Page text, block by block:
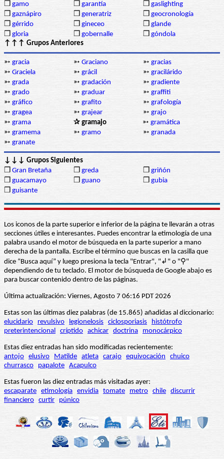
❒ gamo ❒ garantía ❒ gaslighting
❒ gaznápiro ❒ generatriz ❒ geocronología
❒ gérrido ❒ gineceo ❒ glande
❒ gloria ❒ gobernalle ❒ góndola
↑↑↑ Grupos Anteriores
➳ gracia ➳ Graciano ➳ gracias
➳ Graciela ➳ grácil ➳ gracilárido
➳ grada ➳ gradación ➳ gradiente
➳ grado ➳ graduar ➳ graffiti
➳ gráfico ➳ grafito ➳ grafología
➳ gragea ➳ grajear ➳ grajo
➳ grama ✰ gramajo ➳ gramática
➳ gramema ➳ gramo ➳ granada
➳ granate
↓↓↓ Grupos Siguientes
❒ Gran Bretaña ❒ greda ❒ griñón
❒ guacamayo ❒ guano ❒ gubia
❒ guisante
Los iconos de la parte superior e inferior de la página te llevarán a otras
secciones útiles e interesantes. Puedes encontrar la etimología de una
palabra usando el motor de búsqueda en la parte superior a mano
derecha de la pantalla. Escribe el término que buscas en la casilla que
dice “Busca aquí” y luego presiona la tecla "Entrar", "↲" o "⚲"
dependiendo de tu teclado. El motor de búsqueda de Google abajo es
para buscar contenido dentro de las páginas.
Última actualización: Viernes, Agosto 7 06:16 PDT 2026
Estas son las últimas diez palabras (de 15.865) añadidas al diccionario:
elucidario
revulsivo legionelosis ciclosporiasis
histótrofo
preterintencional críptido achicar doctrina monocárpico
Estas diez entradas han sido modificadas recientemente:
antojo elusivo Matilde atleta carajo equivocación
chuico
churrasco
papalote Acapulco
Estas fueron las diez entradas más visitadas ayer:
escaparate etimología envidia tomate metro chile discurrir
financiero curtir púnico